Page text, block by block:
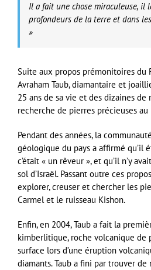
Il a fait une chose miraculeuse, il
profondeurs de la terre et dans
»
Suite aux propos prémonitoires du
Avraham Taub, diamantaire et
25 ans de sa vie et des dizaines
recherche de pierres précieuses
Pendant des années, la
géologique du pays a affirmé qu’il
c’était « un rêveur », et qu’il n’y
sol d’Israël. Passant outre ces
explorer, creuser et chercher les
Carmel et le ruisseau Kishon.
Enfin, en 2004, Taub a fait la
kimberlitique, roche volcanique de
surface lors d’une éruption
diamants. Taub a fini par trouver de